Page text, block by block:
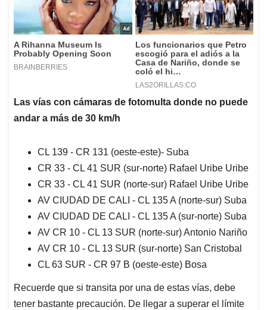
Las vías con cámaras de fotomulta donde no puede
andar a más de 30 km/h
CL 139 - CR 131 (oeste-este)- Suba
CR 33 - CL 41 SUR (sur-norte) Rafael Uribe Uribe
CR 33 - CL 41 SUR (norte-sur) Rafael Uribe Uribe
AV CIUDAD DE CALI - CL 135 A (norte-sur) Suba
AV CIUDAD DE CALI - CL 135 A (sur-norte) Suba
AV CR 10 - CL 13 SUR (norte-sur) Antonio Nariño
AV CR 10 - CL 13 SUR (sur-norte) San Cristobal
CL 63 SUR - CR 97 B (oeste-este) Bosa
Recuerde que si transita por una de estas vías, debe
tener bastante precaución. De llegar a superar el límite